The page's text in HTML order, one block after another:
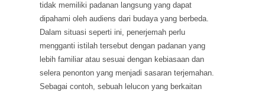
tidak memiliki padanan langsung yang dapat
dipahami oleh audiens dari budaya yang berbeda.
Dalam situasi seperti ini, penerjemah perlu
mengganti istilah tersebut dengan padanan yang
lebih familiar atau sesuai dengan kebiasaan dan
selera penonton yang menjadi sasaran terjemahan.
Sebagai contoh, sebuah lelucon yang berkaitan